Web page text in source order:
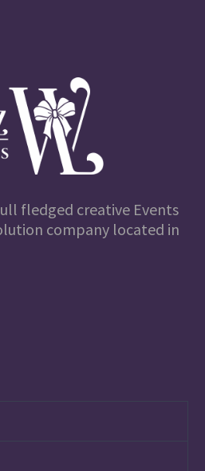
fledged creative Events
company located in